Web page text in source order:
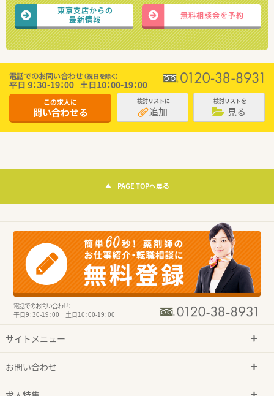
東京支店からの
最新情報
無料相談会を予約
この求人に
問い合わせる
検討リストに
追加
検討リストを
見る
PAGE TOPへ戻る
電話でのお問い合わせ：
平日9：30-19：00 土日10：00-19：00
サイトメニュー
お問い合わせ